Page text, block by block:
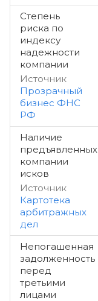
Степень
риска по
индексу
надежности
компании
Источник
Прозрачный
бизнес ФНС
РФ
Наличие
предъявленных
компании
исков
Источник
Картотека
арбитражных
дел
Непогашенная
задолженность
перед
третьими
лицами